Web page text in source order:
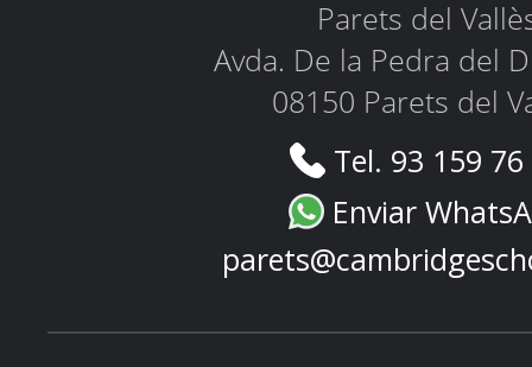
Parets del
Avda. De la Pedra del
08150 Parets del
Tel. 93 159
Enviar